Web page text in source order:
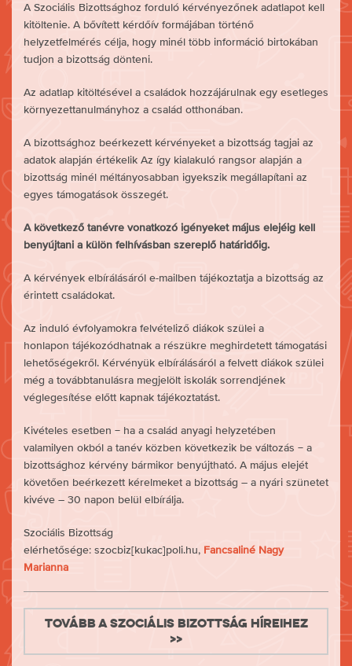
A Szociális Bizottsághoz forduló kérvényezőnek adatlapot kell
kitöltenie. A bővített kérdőív formájában történő
helyzetfelmérés célja, hogy minél több információ birtokában
tudjon a bizottság dönteni.
Az adatlap kitöltésével a családok hozzájárulnak egy esetleges
környezettanulmányhoz a család otthonában.
A bizottsághoz beérkezett kérvényeket a bizottság tagjai az
adatok alapján értékelik Az így kialakuló rangsor alapján a
bizottság minél méltányosabban igyekszik megállapítani az
egyes támogatások összegét.
A következő tanévre vonatkozó igényeket május elejéig kell
benyújtani a külön felhívásban szereplő határidőig.
A kérvények elbírálásáról e-mailben tájékoztatja a bizottság az
érintett családokat.
Az induló évfolyamokra felvételiző diákok szülei a
honlapon tájékozódhatnak a részükre meghirdetett támogatási
lehetőségekről. Kérvényük elbírálásáról a felvett diákok szülei
még a továbbtanulásra megjelölt iskolák sorrendjének
véglegesítése előtt kapnak tájékoztatást.
Kivételes esetben − ha a család anyagi helyzetében
valamilyen okból a tanév közben következik be változás − a
bizottsághoz kérvény bármikor benyújtható. A május elejét
követően beérkezett kérelmeket a bizottság – a nyári szünetet
kivéve – 30 napon belül elbírálja.
Szociális Bizottság
elérhetősége: szocbiz[kukac]poli.hu, Fancsaliné Nagy
Marianna
Tovább a Szociális Bizottság híreihez
>>